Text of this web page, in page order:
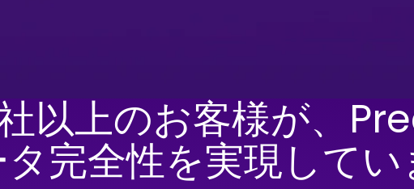
以上のお客様が、
完全性を実現してい